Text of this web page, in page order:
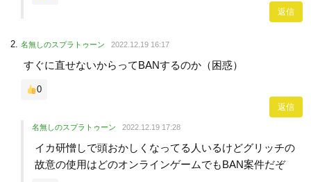
返信
名無しのスプラトゥーン 2022.12.19 16:17
すぐに直せないからってBANするのか（困惑）
0
返信
名無しのスプラトゥーン 2022.12.19 17:28
イカ研憎しで頭おかしくなってる人いるけどグリッチの
故意の使用はどのオンラインゲームでもBAN案件だぞ